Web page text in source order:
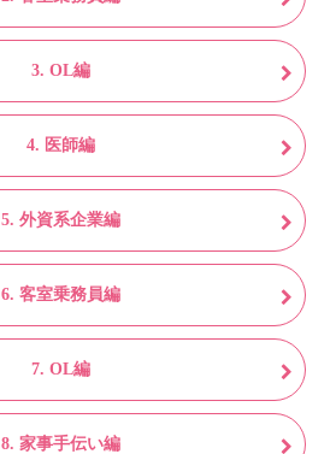
3. OL編
4. 医師編
5. 外資系企業編
6. 客室乗務員編
7. OL編
8. 家事手伝い編